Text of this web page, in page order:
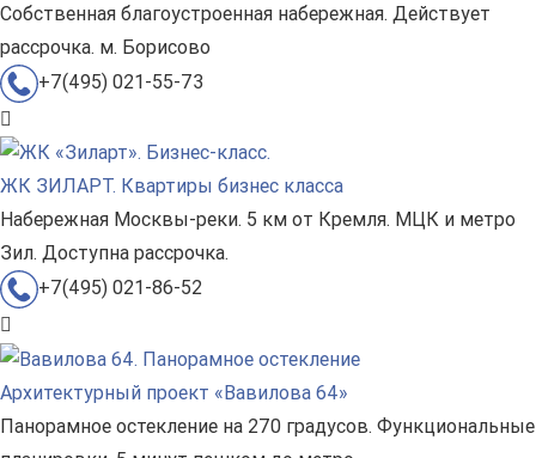
Собственная благоустроенная набережная. Действует
рассрочка. м. Борисово
+7(495) 021-55-73
ЖК ЗИЛАРТ. Квартиры бизнес класса
Набережная Москвы-реки. 5 км от Кремля. МЦК и метро
Зил. Доступна рассрочка.
+7(495) 021-86-52
Архитектурный проект «Вавилова 64»
Панорамное остекление на 270 градусов. Функциональные